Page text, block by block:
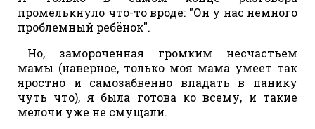
промелькнуло что-то вроде: "Он у нас немного
проблемный ребёнок".
Но, замороченная громким несчастьем
мамы (наверное, только моя мама умеет так
яростно и самозабвенно впадать в панику
чуть что), я была готова ко всему, и такие
мелочи уже не смущали.